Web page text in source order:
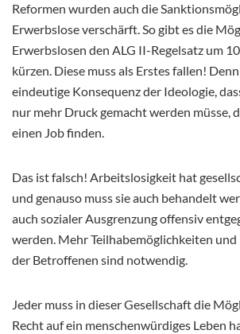
Reformen wurden auch die
Erwerbslose verschärft. So gibt es die
Erwerbslosen den ALG II-Regelsatz um
kürzen. Diese muss als Erstes fallen!
eindeutige Konsequenz der Ideologie,
nur mehr Druck gemacht werden müsse,
einen Job finden.
Das ist falsch! Arbeitslosigkeit hat
und genauso muss sie auch behandelt
auch sozialer Ausgrenzung offensiv
werden. Mehr Teilhabemöglichkeiten
der Betroffenen sind notwendig.
Jeder muss in dieser Gesellschaft die
Recht auf ein menschenwürdiges Leben